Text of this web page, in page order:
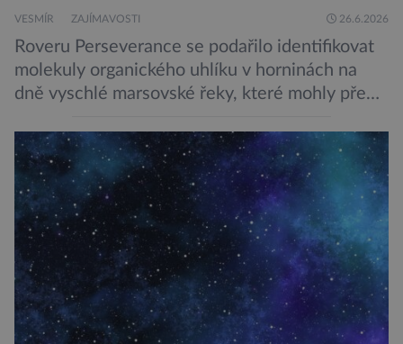
VESMÍR ZAJÍMAVOSTI 26.6.2026
Roveru Perseverance se podařilo identifikovat
molekuly organického uhlíku v horninách na
dně vyschlé marsovské řeky, které mohly před
Svědčí snad o dávném životě na planetě?
Měření provedená přístrojem Sherloc,
umístěném na roveru Perseverance,
identifikovala organický uhlík v jílovcích z
výchozů, což jsou vyhaslé podzemní lávové
proudy vystupující na povrch, sopky […]